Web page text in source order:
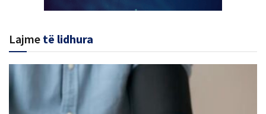
Lajme të lidhura